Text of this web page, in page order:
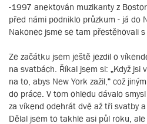
-1997 anektován muzikanty z
před námi podniklo průzkum - já do
Nakonec jsme se tam přestěhovali
Ze začátku jsem ještě jezdil o
na svatbách. Říkal jsem si: „Když jsi
na to, abys New York zažil,“ což
do práce. V tom ohledu dávalo
za víkend odehrát dvě až tři svatby
Dělal jsem to takhle asi půl roku,